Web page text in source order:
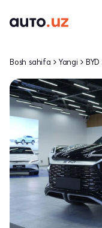
Bosh sahifa Yangi BYD